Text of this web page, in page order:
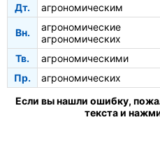
Дт.
агрономическим
Вн.
агрономические
агрономических
Тв.
агрономическими
Пр.
агрономических
Если вы нашли ошибку,
текста и